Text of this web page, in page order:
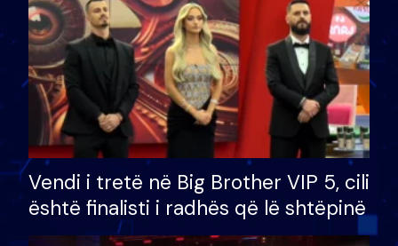
Vendi i tretë në Big Brother VIP 5, cili
është finalisti i radhës që lë shtëpinë